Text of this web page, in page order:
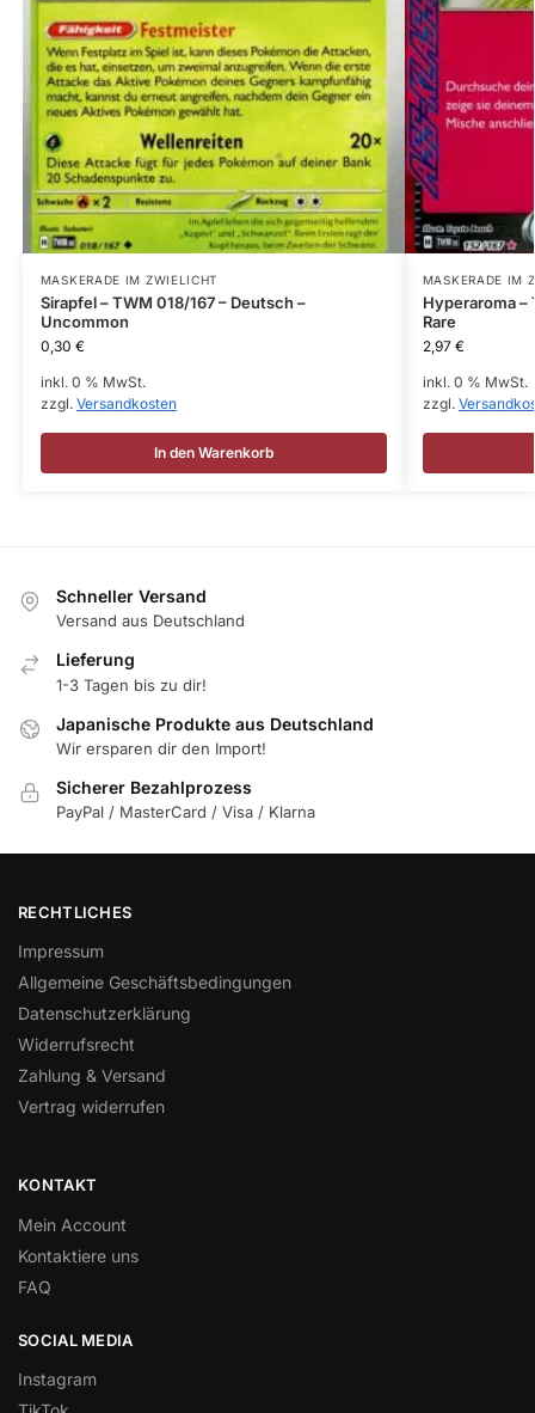
MASKERADE IM ZWIELICHT
Sirapfel – TWM 018/167 – Deutsch –
Uncommon
0,30 €
inkl. 0 % MwSt.
zzgl. Versandkosten
In den Warenkorb
MASKERADE IM
Hyperaroma –
Rare
2,97 €
inkl. 0 % MwSt.
zzgl.
Schneller Versand
Versand aus Deutschland
Lieferung
1-3 Tagen bis zu dir!
Japanische Produkte aus Deutschland
Wir ersparen dir den Import!
Sicherer Bezahlprozess
PayPal / MasterCard / Visa / Klarna
RECHTLICHES
Impressum
Allgemeine Geschäftsbedingungen
Datenschutzerklärung
Widerrufsrecht
Zahlung & Versand
Vertrag widerrufen
KONTAKT
Mein Account
Kontaktiere uns
FAQ
SOCIAL MEDIA
Instagram